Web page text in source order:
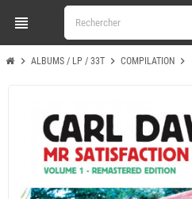
view_headline
chevron_right ALBUMS / LP / 33T chevron_right COMPILATION chevron_right